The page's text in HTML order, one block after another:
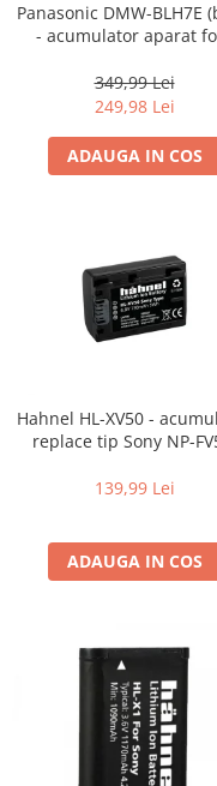
Panasonic DMW-BLH7E
- acumulator aparat
349,99 Lei
249,98 Lei
ADAUGA IN COS
Hahnel HL-XV50 -
replace tip Sony NP-
139,99 Lei
ADAUGA IN COS